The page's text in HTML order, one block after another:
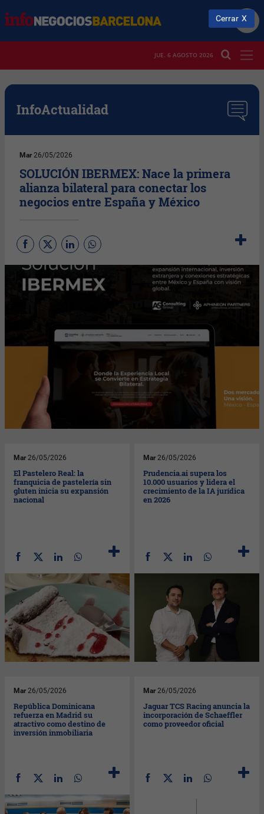
JUE. 6 AGOSTO 2026
InfoActualidad
Mar 26/05/2026
SOLUCIÓN IBERMEX: Nace la primera
alianza bilateral para conectar los
negocios entre España y México
Mar 26/05/2026
El Pastelero Real: la
franquicia de pastelería sin
gluten inicia su expansión
nacional
Mar 26/05/2026
Prudencia.ai supera los
10.000 usuarios y lidera el
crecimiento de la IA jurídica
en 2026
Mar 26/05/2026
República Dominicana
refuerza en Madrid su
atractivo como destino de
inversión inmobiliaria
Mar 26/05/2026
Jaguar TCS Racing anuncia la
incorporación de Schaeffler
como proveedor oficial
Cerrar